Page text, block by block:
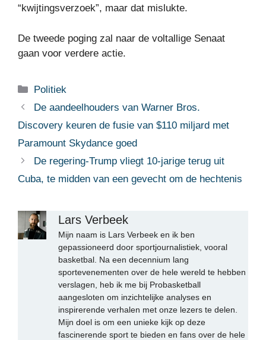
“kwijtingsverzoek”, maar dat mislukte.
De tweede poging zal naar de voltallige Senaat
gaan voor verdere actie.
Categorieën
Politiek
De aandeelhouders van Warner Bros.
Discovery keuren de fusie van $110 miljard met
Paramount Skydance goed
De regering-Trump vliegt 10-jarige terug uit
Cuba, te midden van een gevecht om de hechtenis
Lars Verbeek
Mijn naam is Lars Verbeek en ik ben
gepassioneerd door sportjournalistiek, vooral
basketbal. Na een decennium lang
sportevenementen over de hele wereld te hebben
verslagen, heb ik me bij Probasketball
aangesloten om inzichtelijke analyses en
inspirerende verhalen met onze lezers te delen.
Mijn doel is om een unieke kijk op deze
fascinerende sport te bieden en fans over de hele